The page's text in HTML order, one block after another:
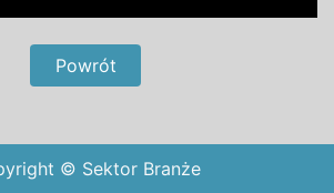
Powrót
© Sektor Branże